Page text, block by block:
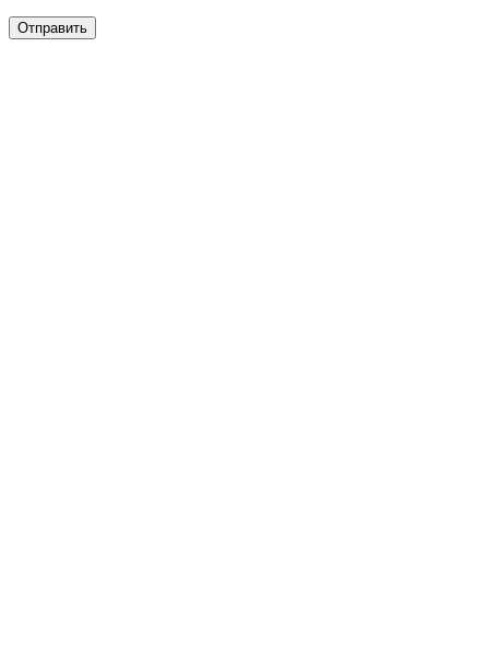
Отправить